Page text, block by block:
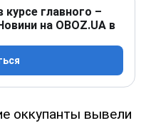
главного –
на OBOZ.UA в
оккупанты вывели